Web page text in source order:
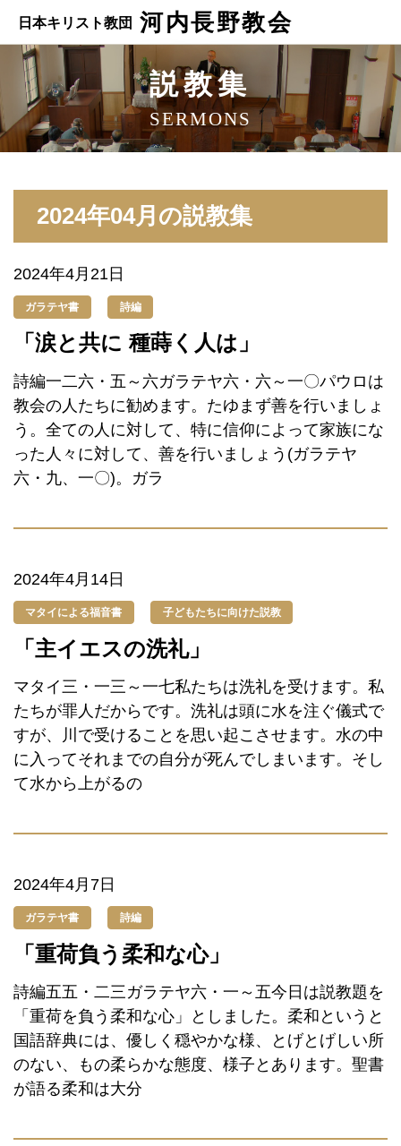
日本キリスト教団 河内長野教会
説教集
SERMONS
2024年04月の説教集
2024年4月21日
ガラテヤ書 詩編
「涙と共に 種蒔く人は」
詩編一二六・五～六ガラテヤ六・六～一〇パウロは
教会の人たちに勧めます。たゆまず善を行いましょ
う。全ての人に対して、特に信仰によって家族にな
った人々に対して、善を行いましょう(ガラテヤ
六・九、一〇)。ガラ
2024年4月14日
マタイによる福音書 子どもたちに向けた説教
「主イエスの洗礼」
マタイ三・一三～一七私たちは洗礼を受けます。私
たちが罪人だからです。洗礼は頭に水を注ぐ儀式で
すが、川で受けることを思い起こさせます。水の中
に入ってそれまでの自分が死んでしまいます。そし
て水から上がるの
2024年4月7日
ガラテヤ書 詩編
「重荷負う柔和な心」
詩編五五・二三ガラテヤ六・一～五今日は説教題を
「重荷を負う柔和な心」としました。柔和というと
国語辞典には、優しく穏やかな様、とげとげしい所
のない、もの柔らかな態度、様子とあります。聖書
が語る柔和は大分